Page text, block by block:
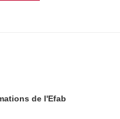
de l'Efab